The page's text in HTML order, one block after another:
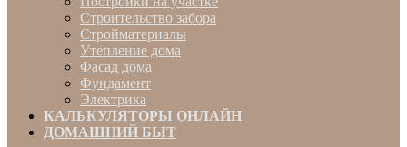
Строительство забора
Стройматериалы
Утепление дома
Фасад дома
Фундамент
Электрика
КАЛЬКУЛЯТОРЫ ОНЛАЙН
ДОМАШНИЙ БЫТ